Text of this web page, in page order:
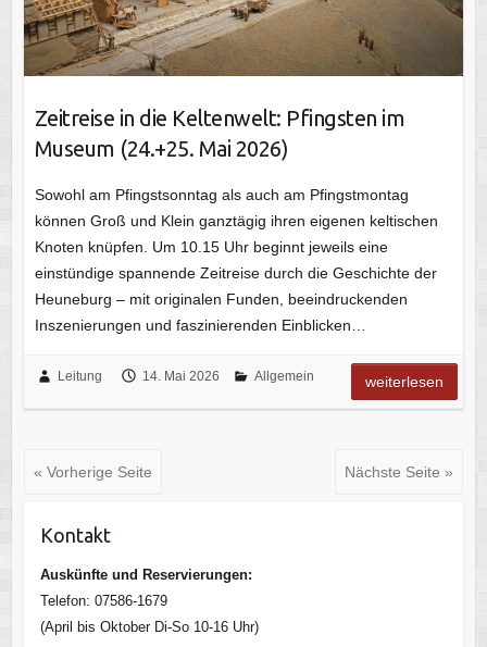
Zeitreise in die Keltenwelt: Pfingsten im
Museum (24.+25. Mai 2026)
Sowohl am Pfingstsonntag als auch am Pfingstmontag
können Groß und Klein ganztägig ihren eigenen keltischen
Knoten knüpfen. Um 10.15 Uhr beginnt jeweils eine
einstündige spannende Zeitreise durch die Geschichte der
Heuneburg – mit originalen Funden, beeindruckenden
Inszenierungen und faszinierenden Einblicken…
Leitung 14. Mai 2026 Allgemein weiterlesen
« Vorherige Seite Nächste Seite »
Kontakt
Auskünfte und Reservierungen:
Telefon: 07586-1679
(April bis Oktober Di-So 10-16 Uhr)